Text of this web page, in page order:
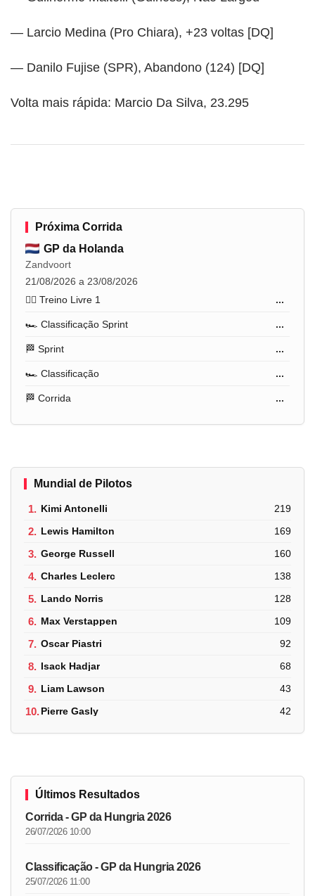
— Larcio Medina (Pro Chiara), +23 voltas [DQ]
— Danilo Fujise (SPR), Abandono (124) [DQ]
Volta mais rápida: Marcio Da Silva, 23.295
Próxima Corrida
GP da Holanda
Zandvoort
21/08/2026 a 23/08/2026
🏋️‍♂️ Treino Livre 1
...
🏎️ Classificação Sprint ...
🏁 Sprint ...
🏎️ Classificação ...
🏁 Corrida ...
Mundial de Pilotos
1. Kimi Antonelli 219
2. Lewis Hamilton 169
3. George Russell 160
4. Charles Leclerc 138
5. Lando Norris 128
6. Max Verstappen 109
7. Oscar Piastri 92
8. Isack Hadjar 68
9. Liam Lawson 43
10.Pierre Gasly 42
Últimos Resultados
Corrida - GP da Hungria 2026
26/07/2026 10:00
Classificação - GP da Hungria 2026
25/07/2026 11:00